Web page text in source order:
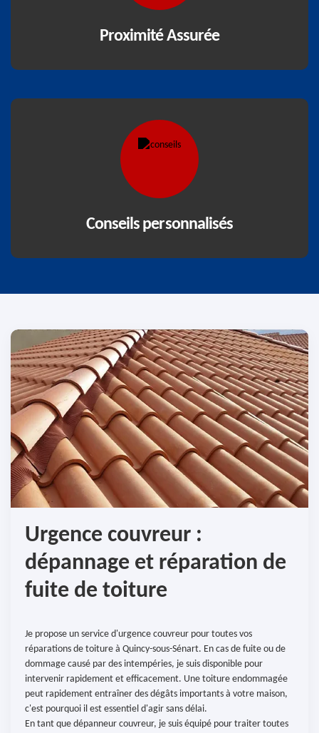
Proximité Assurée
Conseils personnalisés
Urgence couvreur :
dépannage et réparation de
fuite de toiture
Je propose un service d'urgence couvreur pour toutes vos
réparations de toiture à Quincy-sous-Sénart. En cas de fuite ou de
dommage causé par des intempéries, je suis disponible pour
intervenir rapidement et efficacement. Une toiture endommagée
peut rapidement entraîner des dégâts importants à votre maison,
c'est pourquoi il est essentiel d'agir sans délai.
En tant que dépanneur couvreur, je suis équipé pour traiter toutes